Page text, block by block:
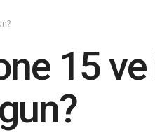
15